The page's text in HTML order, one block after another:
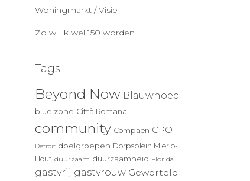
Woningmarkt / Visie
Zo wil ik wel 150 worden
Tags
Beyond Now Blauwhoed
blue zone Città Romana
community Compaen CPO
Detroit doelgroepen Dorpsplein Mierlo-
Hout duurzaam duurzaamheid Florida
gastvrij gastvrouw Geworteld